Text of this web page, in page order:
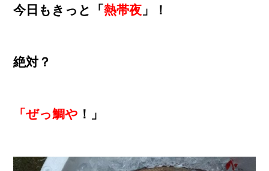
今日もきっと「熱帯夜 」！
絶対？
「ぜっ鯛や ！」